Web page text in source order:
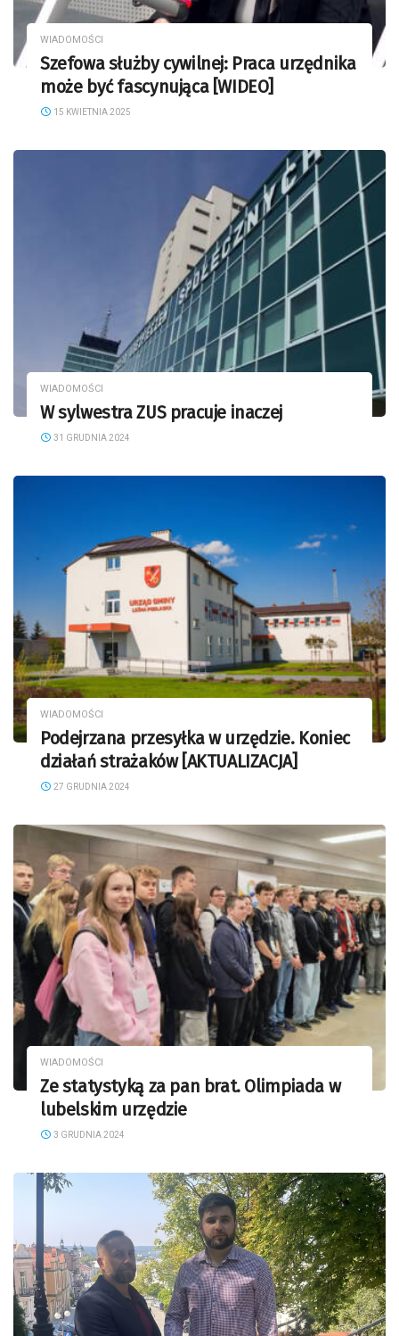
WIADOMOŚCI
Szefowa służby cywilnej: Praca urzędnika
może być fascynująca [WIDEO]
15 KWIETNIA 2025
WIADOMOŚCI
W sylwestra ZUS pracuje inaczej
31 GRUDNIA 2024
WIADOMOŚCI
Podejrzana przesyłka w urzędzie. Koniec
działań strażaków [AKTUALIZACJA]
27 GRUDNIA 2024
WIADOMOŚCI
Ze statystyką za pan brat. Olimpiada w
lubelskim urzędzie
3 GRUDNIA 2024